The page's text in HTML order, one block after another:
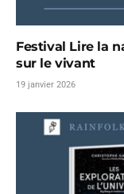
Festival Lire la
sur le vivant
19 janvier 2026